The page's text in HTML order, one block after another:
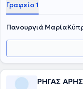
Γραφείο 1
Πανουργιά Μαρία
ΡΗΓΑΣ ΑΡΗΣ